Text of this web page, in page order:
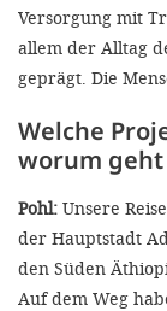
Versorgung mit
allem der Alltag
geprägt. Die
Welche
worum
Pohl: Unsere
der Hauptstadt
den Süden
Auf dem Weg